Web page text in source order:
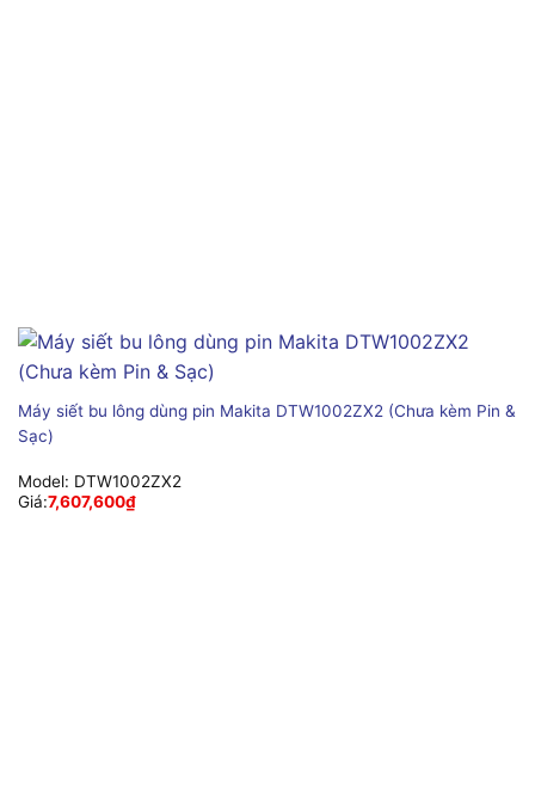
Máy siết bu lông dùng pin Makita DTW1002ZX2 (Chưa kèm Pin &
Sạc)
Model: DTW1002ZX2
Giá:7,607,600₫